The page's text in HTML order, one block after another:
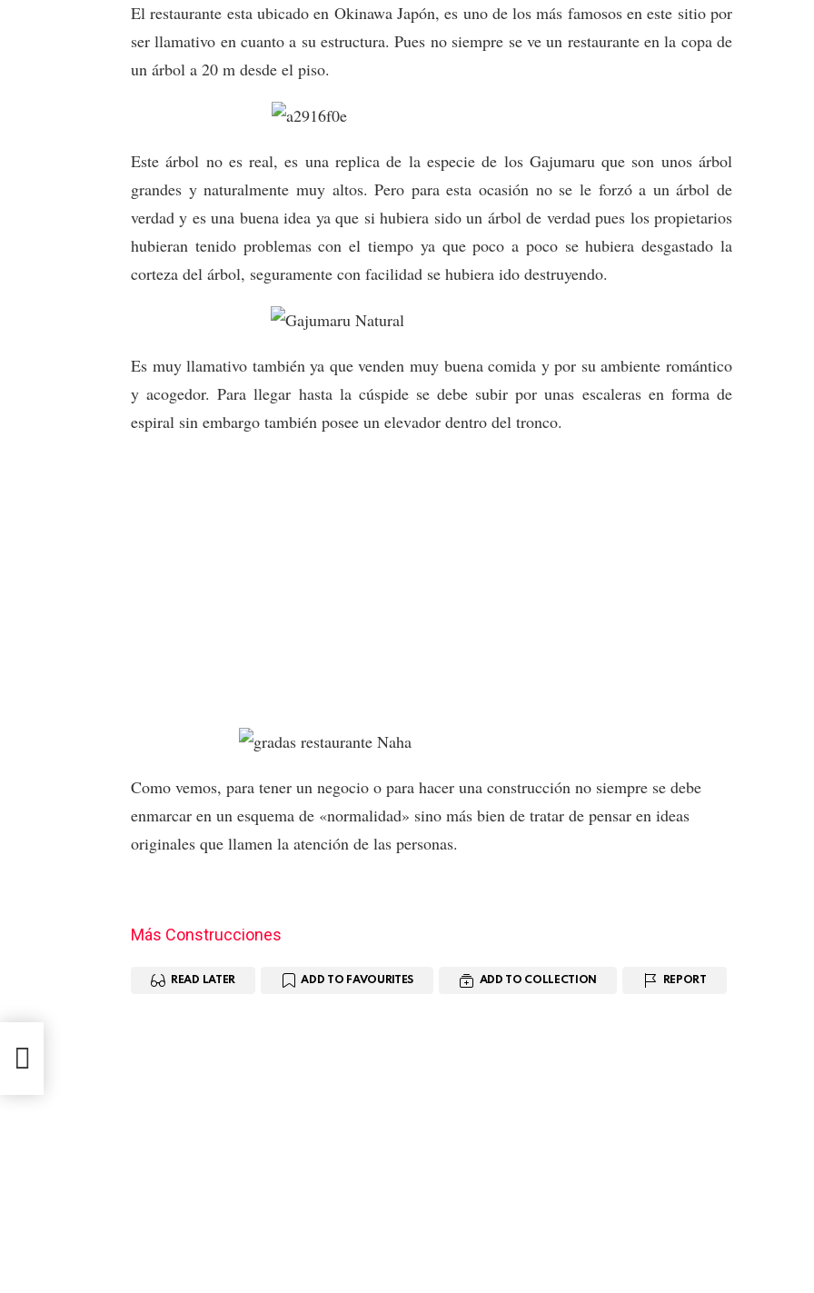
El restaurante esta ubicado en Okinawa Japón, es uno de los más famosos en este sitio por
ser llamativo en cuanto a su estructura. Pues no siempre se ve un restaurante en la copa de
un árbol a 20 m desde el piso.
Este árbol no es real, es una replica de la especie de los Gajumaru que son unos árbol
grandes y naturalmente muy altos. Pero para esta ocasión no se le forzó a un árbol de
verdad y es una buena idea ya que si hubiera sido un árbol de verdad pues los propietarios
hubieran tenido problemas con el tiempo ya que poco a poco se hubiera desgastado la
corteza del árbol, seguramente con facilidad se hubiera ido destruyendo.
Es muy llamativo también ya que venden muy buena comida y por su ambiente romántico
y acogedor. Para llegar hasta la cúspide se debe subir por unas escaleras en forma de
espiral sin embargo también posee un elevador dentro del tronco.
Como vemos, para tener un negocio o para hacer una construcción no siempre se debe
enmarcar en un esquema de «normalidad» sino más bien de tratar de pensar en ideas
originales que llamen la atención de las personas.
Más Construcciones
READ LATER ADD TO FAVOURITES ADD TO COLLECTION REPORT